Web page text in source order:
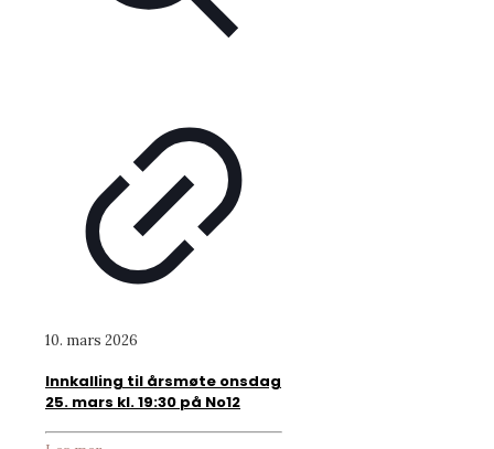
10. mars 2026
Innkalling til årsmøte onsdag
25. mars kl. 19:30 på No12